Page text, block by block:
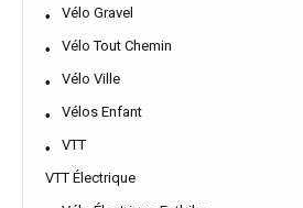
Vélo Gravel
Vélo Tout Chemin
Vélo Ville
Vélos Enfant
VTT
VTT Électrique